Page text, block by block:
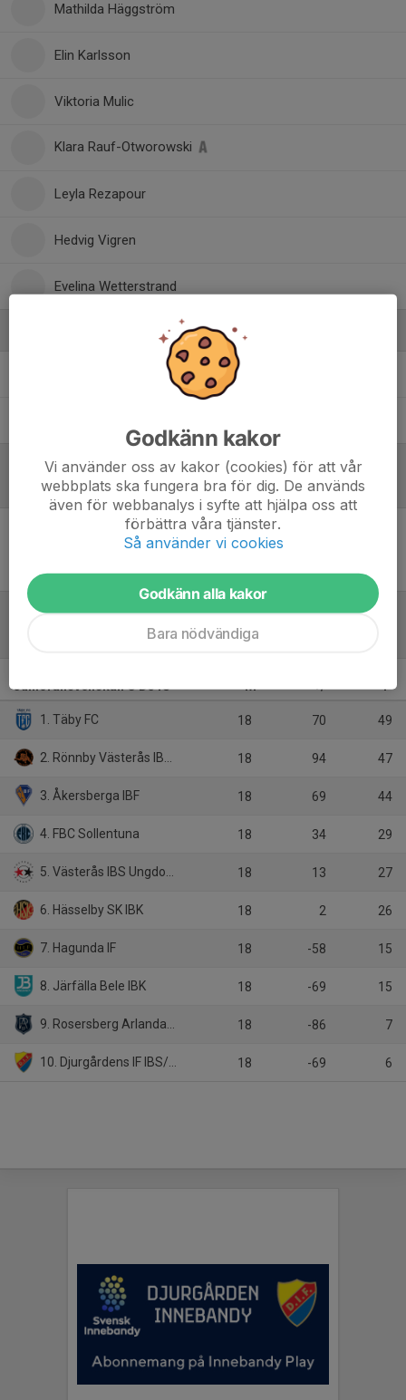
Mathilda Häggström
Elin Karlsson
Viktoria Mulic
Klara Rauf-Otworowski
Leyla Rezapour
Hedvig Vigren
Evelina Wetterstrand
Sportchef Dam
Referat
Inget referat skrivet
Juniorallsvenskan C DJ18 M +/- P
1. Täby FC 18 70 49
2. Rönnby Västerås IBK Ungdom 18 94 47
3. Åkersberga IBF 18 69 44
4. FBC Sollentuna 18 34 29
5. Västerås IBS Ungdom 18 13 27
6. Hässelby SK IBK 18 2 26
7. Hagunda IF 18 -58 15
8. Järfälla Bele IBK 18 -69 15
9. Rosersberg Arlanda IBK 18 -86 7
10. Djurgårdens IF IBS/Väsby AIK 18 -69 6
Godkänn kakor
Vi använder oss av kakor (cookies) för att vår
webbplats ska fungera bra för dig. De används
även för webbanalys i syfte att hjälpa oss att
förbättra våra tjänster.
Så använder vi cookies
Godkänn alla kakor
Bara nödvändiga